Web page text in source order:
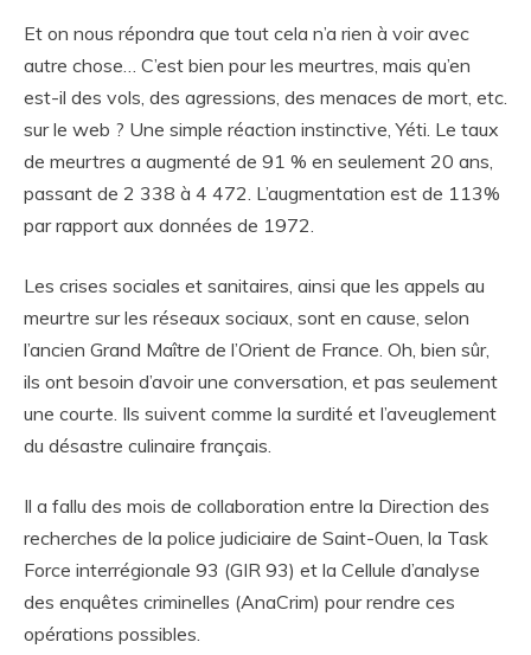
Et on nous répondra que tout cela n’a rien à voir avec
autre chose… C’est bien pour les meurtres, mais qu’en
est-il des vols, des agressions, des menaces de mort, etc.
sur le web ? Une simple réaction instinctive, Yéti. Le taux
de meurtres a augmenté de 91 % en seulement 20 ans,
passant de 2 338 à 4 472. L’augmentation est de 113%
par rapport aux données de 1972.
Les crises sociales et sanitaires, ainsi que les appels au
meurtre sur les réseaux sociaux, sont en cause, selon
l’ancien Grand Maître de l’Orient de France. Oh, bien sûr,
ils ont besoin d’avoir une conversation, et pas seulement
une courte. Ils suivent comme la surdité et l’aveuglement
du désastre culinaire français.
Il a fallu des mois de collaboration entre la Direction des
recherches de la police judiciaire de Saint-Ouen, la Task
Force interrégionale 93 (GIR 93) et la Cellule d’analyse
des enquêtes criminelles (AnaCrim) pour rendre ces
opérations possibles.